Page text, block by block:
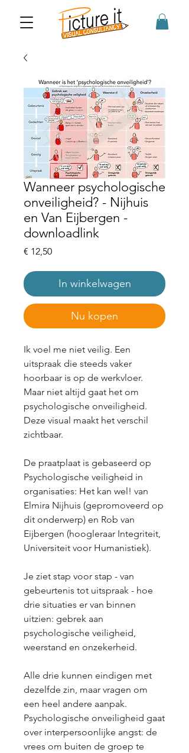
Wanneer psychologische
onveiligheid? - Nijhuis
en Van Eijbergen -
downloadlink
€ 12,50Prijs
In winkelwagen
Nu kopen
Ik voel me niet veilig. Een
uitspraak die steeds vaker
hoorbaar is op de werkvloer.
Maar niet altijd gaat het om
psychologische onveiligheid.
Deze visual maakt het verschil
zichtbaar.
De praatplaat is gebaseerd op
Psychologische veiligheid in
organisaties: Het kan wel! van
Elmira Nijhuis (gepromoveerd op
dit onderwerp) en Rob van
Eijbergen (hoogleraar Integriteit,
Universiteit voor Humanistiek).
Je ziet stap voor stap - van
gebeurtenis tot uitspraak - hoe
drie situaties er van binnen
uitzien: gebrek aan
psychologische veiligheid,
weerstand en onzekerheid.
Alle drie kunnen eindigen met
dezelfde zin, maar vragen om
een heel andere aanpak.
Psychologische onveiligheid gaat
over interpersoonlijke angst: de
vrees om buiten de groep te